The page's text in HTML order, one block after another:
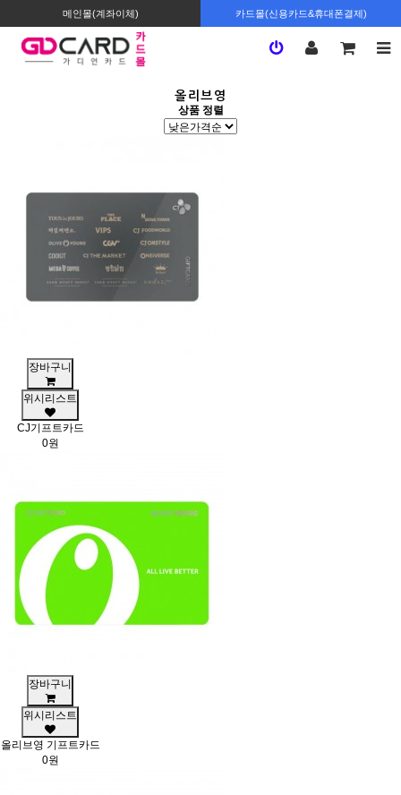
메인몰(계좌이체) 카드몰(신용카드&휴대폰결제)
올리브영
상품 정렬
장바구니
위시리스트
CJ기프트카드
0원
장바구니
위시리스트
올리브영 기프트카드
0원